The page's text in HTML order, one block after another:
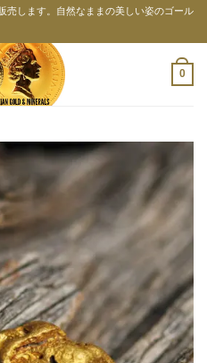
売します。自然なままの美しい姿のゴール
0